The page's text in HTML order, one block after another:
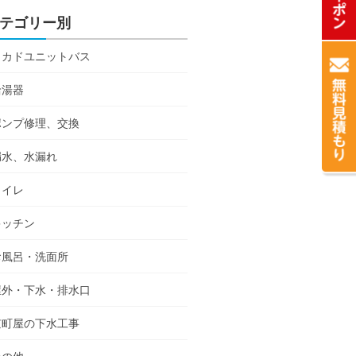
ゴリー別
ドユニットバス
器
プ修理、交換
、水漏れ
レ
チン
呂・洗面所
・下水・排水口
屋の下水工事